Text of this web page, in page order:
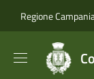
Regione